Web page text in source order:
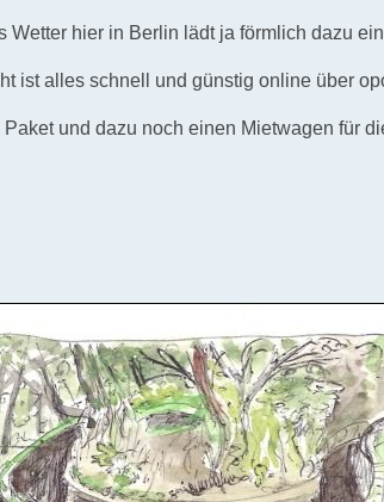
Wetter hier in Berlin lädt ja förmlich dazu
ist alles schnell und günstig online über
und dazu noch einen Mietwagen für